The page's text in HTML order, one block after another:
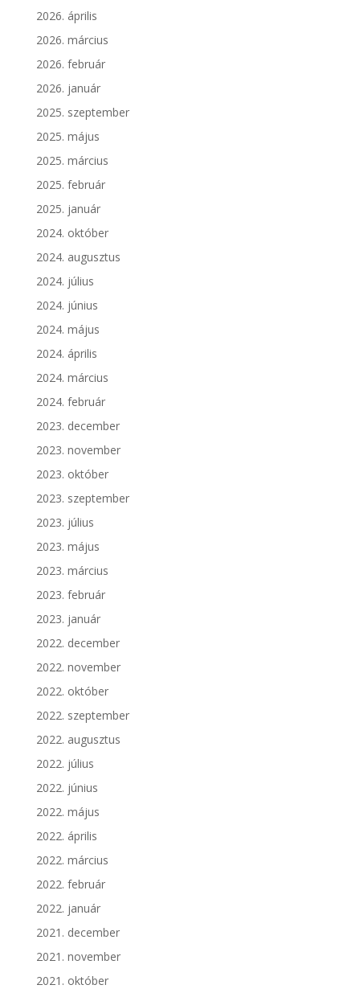
2026. április
2026. március
2026. február
2026. január
2025. szeptember
2025. május
2025. március
2025. február
2025. január
2024. október
2024. augusztus
2024. július
2024. június
2024. május
2024. április
2024. március
2024. február
2023. december
2023. november
2023. október
2023. szeptember
2023. július
2023. május
2023. március
2023. február
2023. január
2022. december
2022. november
2022. október
2022. szeptember
2022. augusztus
2022. július
2022. június
2022. május
2022. április
2022. március
2022. február
2022. január
2021. december
2021. november
2021. október